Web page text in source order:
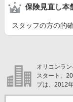
保険見直し本
スタッフの方の的
オリコンラ
スタート。
プは、2012